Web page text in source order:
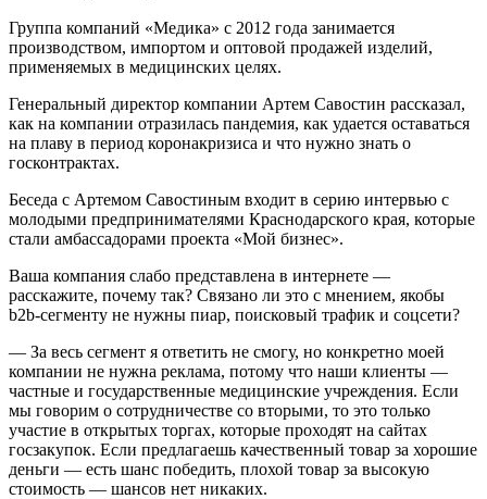
Группа компаний «Медика» с 2012 года занимается
производством, импортом и оптовой продажей изделий,
применяемых в медицинских целях.
Генеральный директор компании Артем Савостин рассказал,
как на компании отразилась пандемия, как удается оставаться
на плаву в период коронакризиса и что нужно знать о
госконтрактах.
Беседа с Артемом Савостиным входит в серию интервью с
молодыми предпринимателями Краснодарского края, которые
стали амбассадорами проекта «Мой бизнес».
Ваша компания слабо представлена в интернете —
расскажите, почему так? Связано ли это с мнением, якобы
b2b-сегменту не нужны пиар, поисковый трафик и соцсети?
— За весь сегмент я ответить не смогу, но конкретно моей
компании не нужна реклама, потому что наши клиенты —
частные и государственные медицинские учреждения. Если
мы говорим о сотрудничестве со вторыми, то это только
участие в открытых торгах, которые проходят на сайтах
госзакупок. Если предлагаешь качественный товар за хорошие
деньги — есть шанс победить, плохой товар за высокую
стоимость — шансов нет никаких.